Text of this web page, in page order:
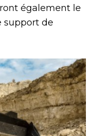
également le
support de